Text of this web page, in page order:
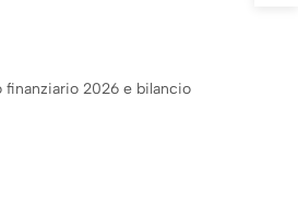
finanziario 2026 e bilancio